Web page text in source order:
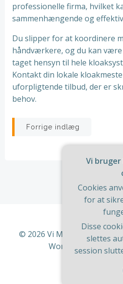
professionelle firma, hvilket
sammenhængende og
Du slipper for at koordinere
håndværkere, og du kan
taget hensyn til hele
Kontakt din lokale
uforpligtende tilbud, der er
behov.
Forrige indlæg
© 2026 Vi Med Hus Og
WordPress og
Vi
Cookies
for at
Disse
slettes
session